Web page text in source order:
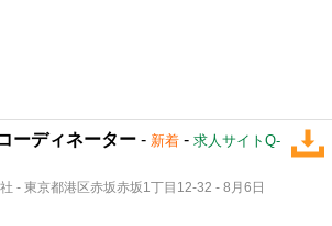
ーディネーター - 新着 - 求人サイトQ-
- 東京都港区赤坂赤坂1丁目12-32 - 8月6日